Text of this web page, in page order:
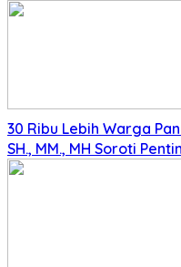
30 Ribu Lebih Warga
SH., MM., MH Soroti